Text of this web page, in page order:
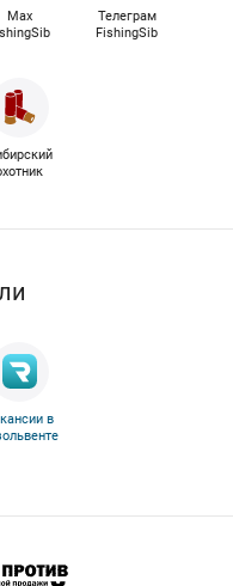
Max
Телеграм
FishingSib
в